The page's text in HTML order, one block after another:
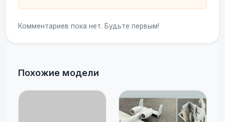
Комментариев пока нет. Будьте первым!
Похожие модели